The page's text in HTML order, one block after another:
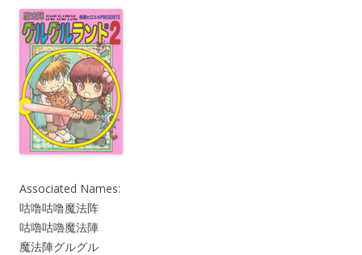
Associated Names:
咕噜咕噜魔法阵
咕嚕咕嚕魔法陣
魔法陣グルグル